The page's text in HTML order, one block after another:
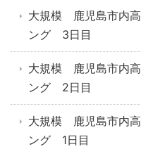
大規模 鹿児島市内
ング 3日目
大規模 鹿児島市内
ング 2日目
大規模 鹿児島市内
ング 1日目